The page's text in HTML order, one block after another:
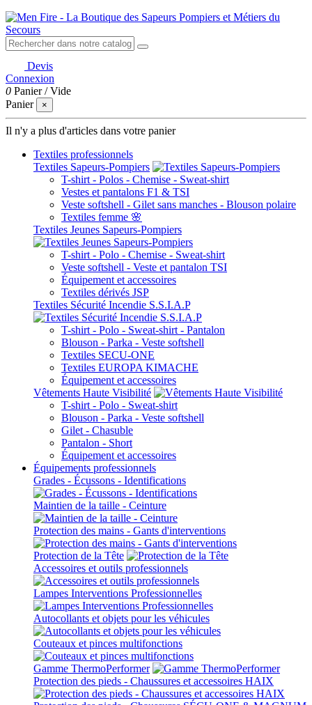
Devis
Connexion
0 Panier /Vide
Panier
×
Il n'y a plus d'articles dans votre panier
Textiles professionnels
Textiles Sapeurs-Pompiers
T-shirt - Polos - Chemise - Sweat-shirt
Vestes et pantalons F1 & TSI
Veste softshell - Gilet sans manches - Blouson polaire
Textiles femme 🌸
Textiles Jeunes Sapeurs-Pompiers
T-shirt - Polo - Chemise - Sweat-shirt
Veste softshell - Veste et pantalon TSI
Équipement et accessoires
Textiles dérivés JSP
Textiles Sécurité Incendie S.S.I.A.P
T-shirt - Polo - Sweat-shirt - Pantalon
Blouson - Parka - Veste softshell
Textiles SECU-ONE
Textiles EUROPA KIMACHE
Équipement et accessoires
Vêtements Haute Visibilité
T-shirt - Polo - Sweat-shirt
Blouson - Parka - Veste softshell
Gilet - Chasuble
Pantalon - Short
Équipement et accessoires
Équipements professionnels
Grades - Écussons - Identifications
Maintien de la taille - Ceinture
Protection des mains - Gants d'interventions
Protection de la Tête
Accessoires et outils professionnels
Lampes Interventions Professionnelles
Autocollants et objets pour les véhicules
Couteaux et pinces multifonctions
Gamme ThermoPerformer
Protection des pieds - Chaussures et accessoires HAIX